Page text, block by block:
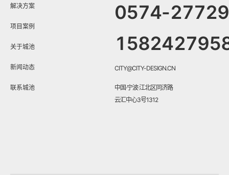
解决方案
项目案例
关于城池
新闻动态
联系城池
0574-
CITY@CITY-DESIGN.CN
中国·宁波·江北区同济路
云汇中心3号1312